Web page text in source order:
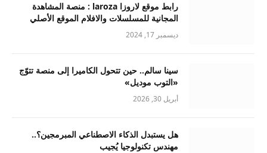
رابط موقع لاروزا laroza : منصة المشاهدة
المجانية للمسلسلات والافلام الموقع الأصلي
ديسمبر 17, 2024
سينا سالم.. حين تتحول الكاميرا إلى منصة تتوّج
«التوب موديل»
أبريل 30, 2026
هل يستبدل الذكاء الاصطناعي المبرمجين؟..
مهندس تكنولوجيا يُجيب